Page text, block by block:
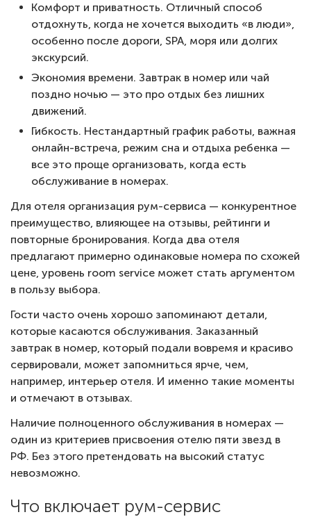
Комфорт и приватность. Отличный способ
отдохнуть, когда не хочется выходить «в люди»,
особенно после дороги, SPA, моря или долгих
экскурсий.
Экономия времени. Завтрак в номер или чай
поздно ночью — это про отдых без лишних
движений.
Гибкость. Нестандартный график работы, важная
онлайн-встреча, режим сна и отдыха ребенка —
все это проще организовать, когда есть
обслуживание в номерах.
Для отеля организация рум-сервиса — конкурентное
преимущество, влияющее на отзывы, рейтинги и
повторные бронирования. Когда два отеля
предлагают примерно одинаковые номера по схожей
цене, уровень room service может стать аргументом
в пользу выбора.
Гости часто очень хорошо запоминают детали,
которые касаются обслуживания. Заказанный
завтрак в номер, который подали вовремя и красиво
сервировали, может запомниться ярче, чем,
например, интерьер отеля. И именно такие моменты
и отмечают в отзывах.
Наличие полноценного обслуживания в номерах —
один из критериев присвоения отелю пяти звезд в
РФ. Без этого претендовать на высокий статус
невозможно.
Что включает рум-сервис